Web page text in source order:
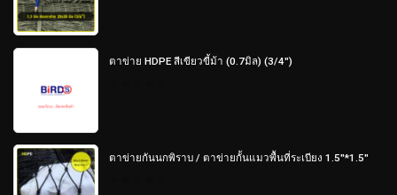
ตาข่าย HDPE สีเขียวขี้ม้า (0.7มิล) (3/4")
ตาข่ายกันนกพิราบ / ตาข่ายกั้นแมวพื้นที่ระเบียง 1.5"*1.5"